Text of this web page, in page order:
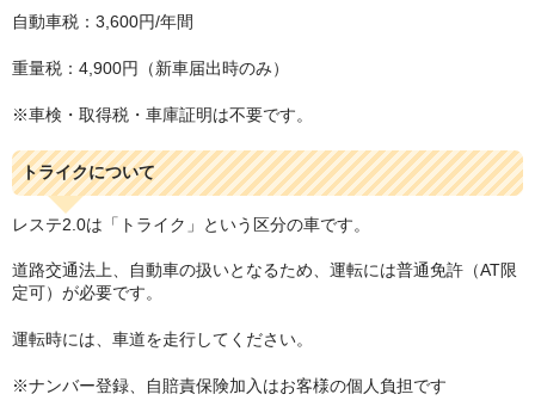
自動車税：3,600円/年間
重量税：4,900円（新車届出時のみ）
※車検・取得税・車庫証明は不要です。
トライクについて
レステ2.0は「トライク」という区分の車です。
道路交通法上、自動車の扱いとなるため、運転には普通免許（AT限
定可）が必要です。
運転時には、車道を走行してください。
※ナンバー登録、自賠責保険加入はお客様の個人負担です